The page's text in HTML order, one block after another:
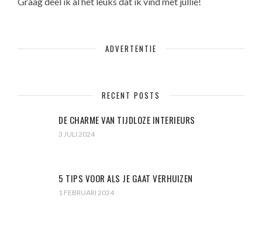
ADVERTENTIE
RECENT POSTS
DE CHARME VAN TIJDLOZE INTERIEURS
3 JULI 2024
5 TIPS VOOR ALS JE GAAT VERHUIZEN
1 FEBRUARI 2024